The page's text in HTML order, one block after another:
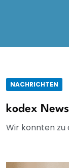
NACHRICHTEN
kodex
Wir konnten zu